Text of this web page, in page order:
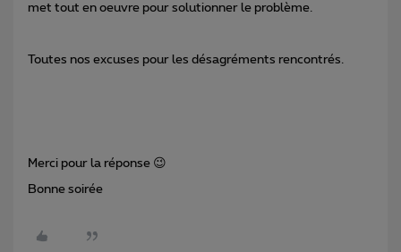
met tout en oeuvre pour solutionner le problème.
Toutes nos excuses pour les désagréments rencontrés.
Merci pour la réponse 😉
Bonne soirée